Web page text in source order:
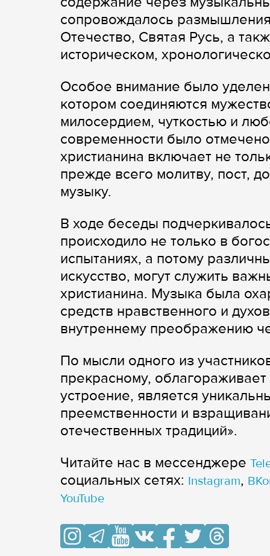
сопровождалось
Отечество, Святая Русь, а
историческом,
Особое внимание было
котором соединяются
милосердием, чуткостью и
современности было
христианина включает не
прежде всего молитву, пост,
музыку.
В ходе беседы
происходило не только в
испытаниях, а потому
искусство, могут служить
христианина. Музыка была
средств нравственного и
внутреннему преображению
По мысли одного из
прекрасному,
устроение, является
преемственности и
отечественных традиций».
Читайте нас в мессенджере
cоциальных сетях: Instagram,
YouTube